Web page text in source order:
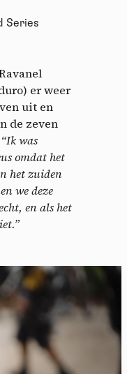
Series
er weer
uit en
de zeven
“Ik was
omdat het
het zuiden
we deze
en als het